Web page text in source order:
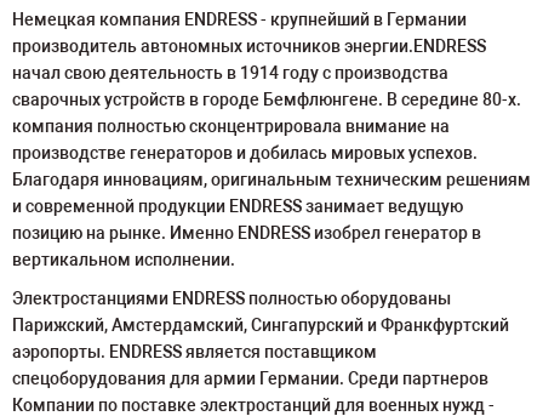
Немецкая компания ENDRESS - крупнейший в Германии
производитель автономных источников энергии.ENDRESS
начал свою деятельность в 1914 году с производства
сварочных устройств в городе Бемфлюнгене. В середине 80-х.
компания полностью сконцентрировала внимание на
производстве генераторов и добилась мировых успехов.
Благодаря инновациям, оригинальным техническим решениям
и современной продукции ENDRESS занимает ведущую
позицию на рынке. Именно ENDRESS изобрел генератор в
вертикальном исполнении.
Электростанциями ENDRESS полностью оборудованы
Парижский, Амстердамский, Сингапурский и Франкфуртский
аэропорты. ENDRESS является поставщиком
спецоборудования для армии Германии. Среди партнеров
Компании по поставке электростанций для военных нужд -